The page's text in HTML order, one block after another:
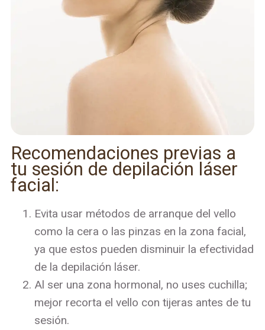
Recomendaciones previas a
tu sesión de depilación láser
facial:
Evita usar métodos de arranque del vello
como la cera o las pinzas en la zona facial,
ya que estos pueden disminuir la efectividad
de la depilación láser.
Al ser una zona hormonal, no uses cuchilla;
mejor recorta el vello con tijeras antes de tu
sesión.